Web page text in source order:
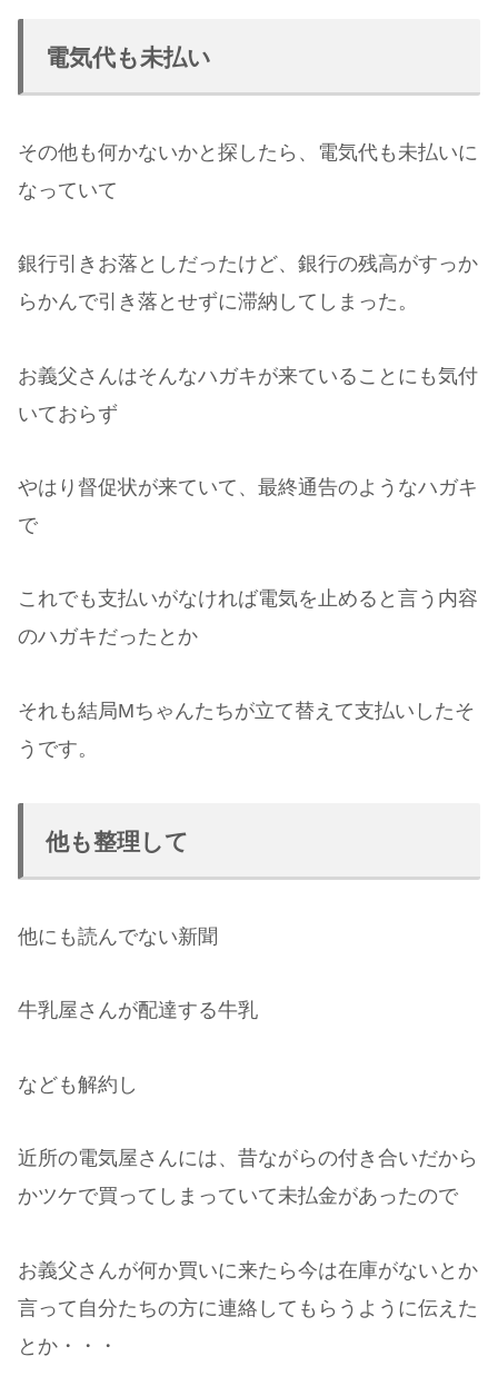
電気代も未払い
その他も何かないかと探したら、電気代も未払いに
なっていて
銀行引きお落としだったけど、銀行の残高がすっか
らかんで引き落とせずに滞納してしまった。
お義父さんはそんなハガキが来ていることにも気付
いておらず
やはり督促状が来ていて、最終通告のようなハガキ
で
これでも支払いがなければ電気を止めると言う内容
のハガキだったとか
それも結局Mちゃんたちが立て替えて支払いしたそ
うです。
他も整理して
他にも読んでない新聞
牛乳屋さんが配達する牛乳
なども解約し
近所の電気屋さんには、昔ながらの付き合いだから
かツケで買ってしまっていて未払金があったので
お義父さんが何か買いに来たら今は在庫がないとか
言って自分たちの方に連絡してもらうように伝えた
とか・・・